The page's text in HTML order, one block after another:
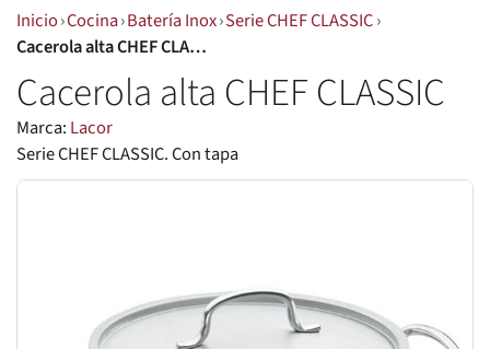
Inicio›Cocina›Batería Inox›Serie CHEF CLASSIC›
Cacerola alta CHEF CLASSIC
Cacerola alta CHEF CLASSIC
Marca: Lacor
Serie CHEF CLASSIC. Con tapa